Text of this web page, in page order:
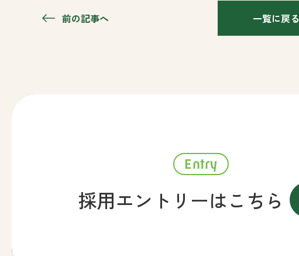
前の記事へ 一覧に戻る
Entry
採用エントリーはこちら